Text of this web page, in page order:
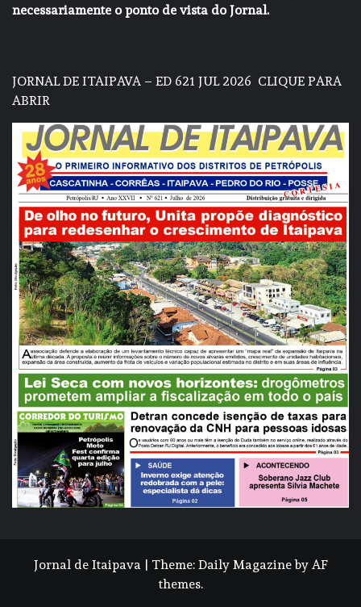
necessariamente o ponto de vista do Jornal.
JORNAL DE ITAIPAVA – ED 621 JUL 2026 CLIQUE PARA
ABRIR
Jornal de Itaipava | Theme: Daily Magazineby AF
themes.